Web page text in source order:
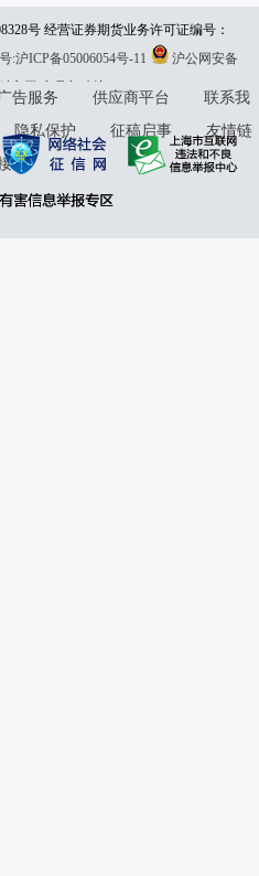
号 经营证券期货业务许可证编号：
信息举报:021-61278686 举报邮箱：
:沪ICP备05006054号-11
沪公网安备
富网意见与建议:4000300059/952500
告服务 供应商平台
联系我
隐私保护 征稿启事
友情链